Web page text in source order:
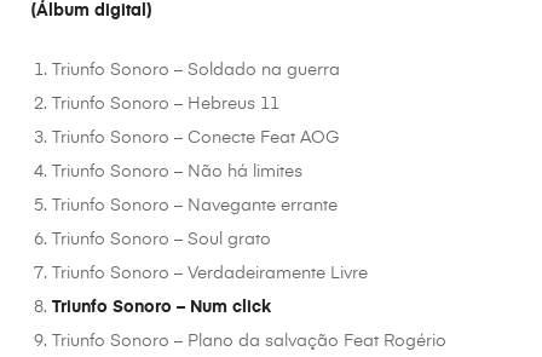
(Álbum digital)
Triunfo Sonoro – Soldado na guerra
Triunfo Sonoro – Hebreus 11
Triunfo Sonoro – Conecte Feat AOG
Triunfo Sonoro – Não há limites
Triunfo Sonoro – Navegante errante
Triunfo Sonoro – Soul grato
Triunfo Sonoro – Verdadeiramente Livre
Triunfo Sonoro – Num click
Triunfo Sonoro – Plano da salvação Feat Rogério